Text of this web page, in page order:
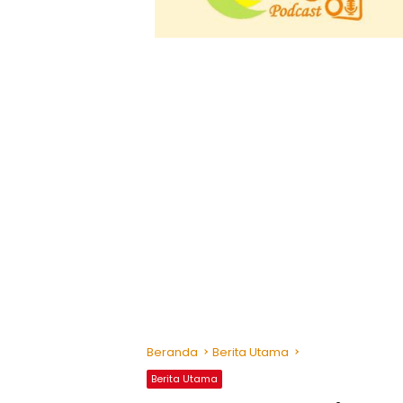
Beranda Berita Utama
Berita Utama